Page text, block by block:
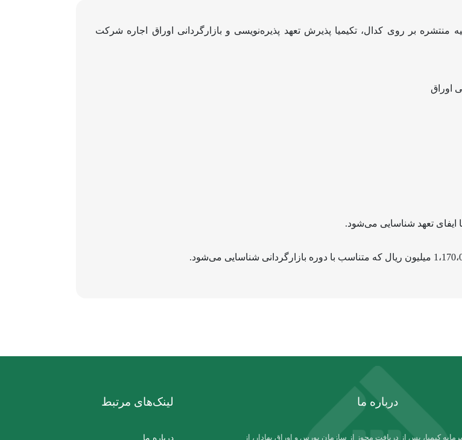
بر روی کدال، تکیمیا پذیرش تعهد پذیره‌نویسی و بازارگردانی اوراق اجاره شرکت
درباره ما
کیمیا، پس از دریافت مجوز از سازمان بورس و اوراق بهادار، از
لینک‌های مرتبط
درباره ما